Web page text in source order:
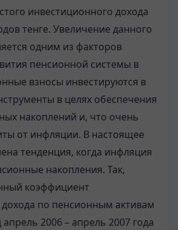
инвестиционного дохода
тенге. Увеличение данного
одним из факторов
пенсионной системы в
взносы инвестируются в
в целях обеспечения
накоплений и, что очень
от инфляции. В настоящее
тенденция, когда инфляция
накопления. Так,
коэффициент
по пенсионным активам
2006 – апрель 2007 года